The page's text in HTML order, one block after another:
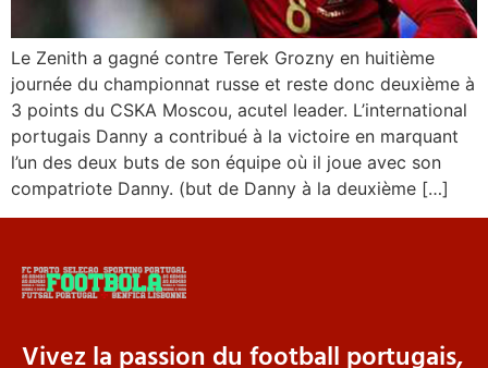
Le Zenith a gagné contre Terek Grozny en huitième
journée du championnat russe et reste donc deuxième à
3 points du CSKA Moscou, acutel leader. L’international
portugais Danny a contribué à la victoire en marquant
l’un des deux buts de son équipe où il joue avec son
compatriote Danny. (but de Danny à la deuxième […]
Vivez la passion du football portugais,